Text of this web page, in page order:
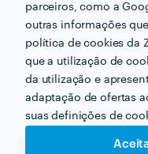
parceiros, como a
outras informações
política de cookies da
que a utilização de
da utilização e
adaptação de ofertas
suas definições de
Outros serviços
Eletricistas em seixal